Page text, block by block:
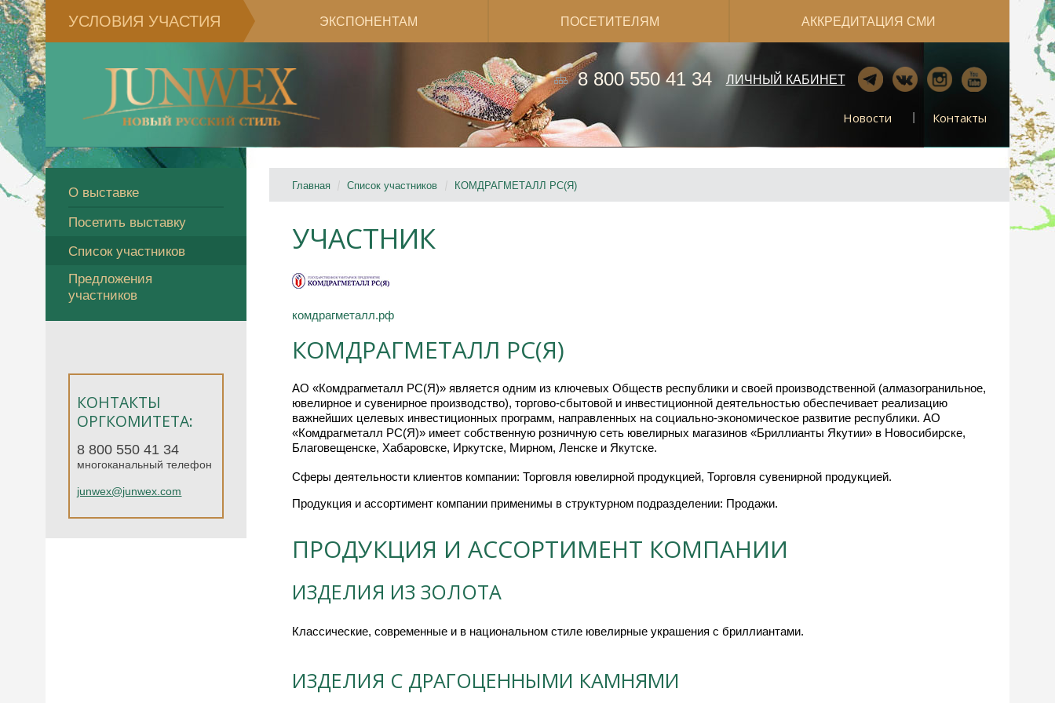
УСЛОВИЯ УЧАСТИЯ ЭКСПОНЕНТАМ ПОСЕТИТЕЛЯМ АККРЕДИТАЦИЯ СМИ
8 800 550 41 34 ЛИЧНЫЙ КАБИНЕТ
Новости Контакты
О выставке
Посетить выставку
Список участников
Предложения
участников
КОНТАКТЫ
ОРГКОМИТЕТА:
8 800 550 41 34
многоканальный телефон
junwex@junwex.com
Главная Список участников КОМДРАГМЕТАЛЛ РС(Я)
УЧАСТНИК
комдрагметалл.рф
КОМДРАГМЕТАЛЛ РС(Я)
АО «Комдрагметалл РС(Я)» является одним из ключевых Обществ республики и своей производственной (алмазогранильное,
ювелирное и сувенирное производство), торгово-сбытовой и инвестиционной деятельностью обеспечивает реализацию
важнейших целевых инвестиционных программ, направленных на социально-экономическое развитие республики. АО
«Комдрагметалл РС(Я)» имеет собственную розничную сеть ювелирных магазинов «Бриллианты Якутии» в Новосибирске,
Благовещенске, Хабаровске, Иркутске, Мирном, Ленске и Якутске.
Сферы деятельности клиентов компании: Торговля ювелирной продукцией, Торговля сувенирной продукцией.
Продукция и ассортимент компании применимы в структурном подразделении: Продажи.
ПРОДУКЦИЯ И АССОРТИМЕНТ КОМПАНИИ
ИЗДЕЛИЯ ИЗ ЗОЛОТА
Классические, современные и в национальном стиле ювелирные украшения с бриллиантами.
ИЗДЕЛИЯ С ДРАГОЦЕННЫМИ КАМНЯМИ